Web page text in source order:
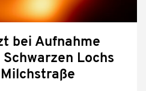
bei Aufnahme
Lochs